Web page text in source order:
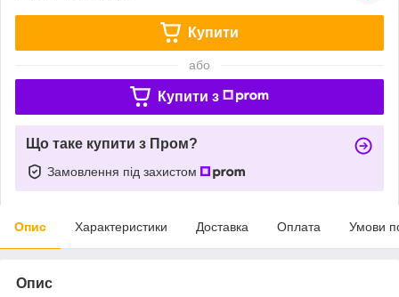
Купити
або
Купити з
Що таке купити з Пром?
Замовлення під захистом
Опис Характеристики Доставка Оплата Умови
Опис